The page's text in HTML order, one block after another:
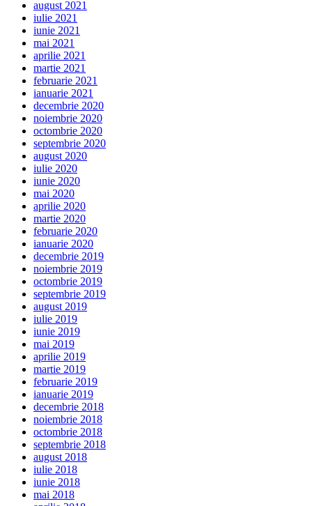
august 2021
iulie 2021
iunie 2021
mai 2021
aprilie 2021
martie 2021
februarie 2021
ianuarie 2021
decembrie 2020
noiembrie 2020
octombrie 2020
septembrie 2020
august 2020
iulie 2020
iunie 2020
mai 2020
aprilie 2020
martie 2020
februarie 2020
ianuarie 2020
decembrie 2019
noiembrie 2019
octombrie 2019
septembrie 2019
august 2019
iulie 2019
iunie 2019
mai 2019
aprilie 2019
martie 2019
februarie 2019
ianuarie 2019
decembrie 2018
noiembrie 2018
octombrie 2018
septembrie 2018
august 2018
iulie 2018
iunie 2018
mai 2018